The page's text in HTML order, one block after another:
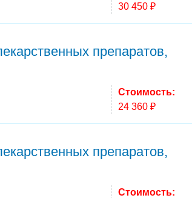
30 450 ₽
препаратов,
Стоимость:
24 360 ₽
препаратов,
Стоимость: